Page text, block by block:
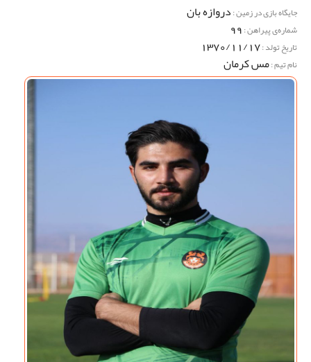
جایگاه بازی در زمین :دروازه بان
شماره‌ی پیراهن :99
تاریخ تولد :1370/11/17
نام تیم :مس کرمان